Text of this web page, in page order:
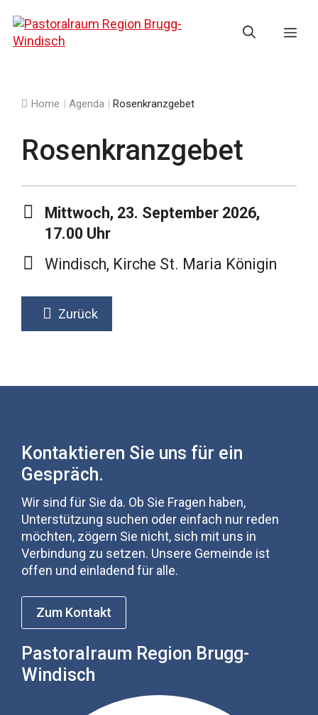
zum
Inhalt
Home | Agenda | Rosenkranzgebet
Rosenkranzgebet
Mittwoch, 23. September 2026,
17.00 Uhr
Windisch, Kirche St. Maria Königin
Zurück
Kontaktieren Sie uns für ein
Gespräch.
Wir sind für Sie da. Ob Sie Fragen haben,
Unterstützung suchen oder einfach nur reden
möchten, zögern Sie nicht, sich mit uns in
Verbindung zu setzen. Unsere Gemeinde ist
offen und einladend für alle.
Zum Kontakt
Pastoralraum Region Brugg-
Windisch